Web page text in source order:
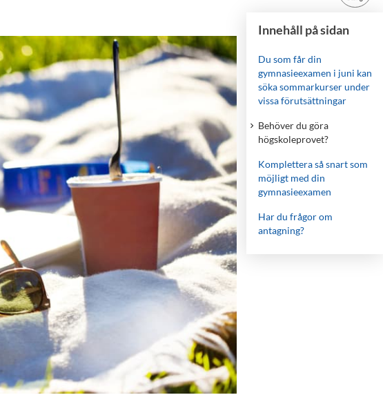
Innehåll på sidan
Du som får din
gymnasieexamen i juni kan
söka sommarkurser under
vissa förutsättningar
Behöver du göra
högskoleprovet?
Komplettera så snart som
möjligt med din
gymnasieexamen
Har du frågor om
antagning?